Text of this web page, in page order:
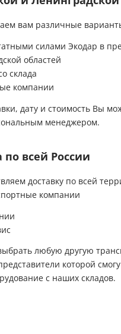
вам различные
силами Экодар в
областей
склада
компании
дату и стоимость Вы
менеджером.
по всей России
доставку по всей
компании
любую другую
которой
с наших складов.